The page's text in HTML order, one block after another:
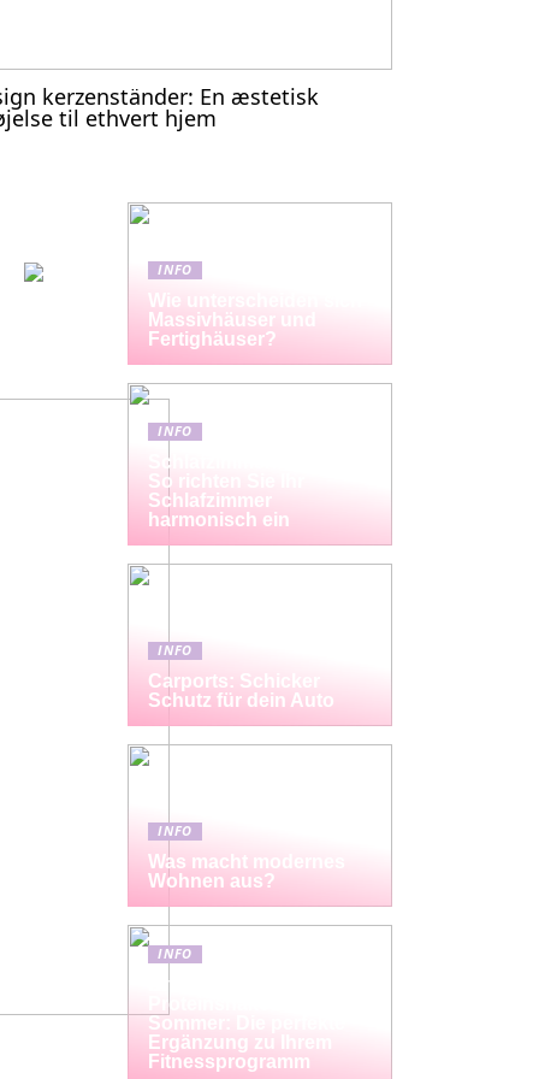
kerzenständer: En æstetisk
til ethvert hjem
INFO
Wie unterscheiden sich
Massivhäuser und
Fertighäuser?
INFO
Schlafzimmermöbel-Set:
So richten Sie Ihr
Schlafzimmer
harmonisch ein
INFO
Carports: Schicker
Schutz für dein Auto
INFO
Was macht modernes
Wohnen aus?
INFO
Erfrischende
Proteinshakes für den
Sommer: Die perfekte
Ergänzung zu Ihrem
Fitnessprogramm